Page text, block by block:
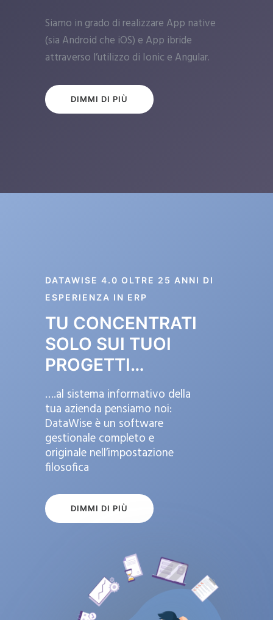
Siamo in grado di realizzare App native
(sia Android che iOS) e App ibride
attraverso l’utilizzo di Ionic e Angular.
DIMMI DI PIÙ
DATAWISE 4.0 OLTRE 25 ANNI DI
ESPERIENZA IN ERP
TU CONCENTRATI
SOLO SUI TUOI
PROGETTI…
….al sistema informativo della
tua azienda pensiamo noi:
DataWise è un software
gestionale completo e
originale nell’impostazione
filosofica
DIMMI DI PIÙ